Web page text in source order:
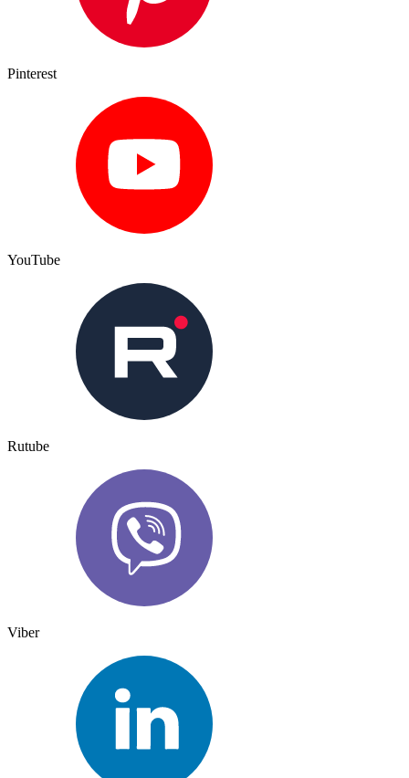
Pinterest
YouTube
Rutube
Viber